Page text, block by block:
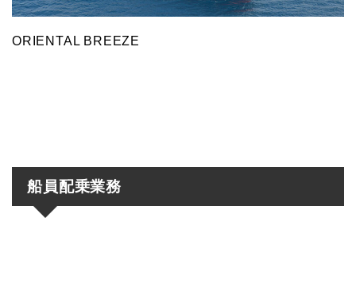
ORIENTAL BREEZE
船員配乗業務